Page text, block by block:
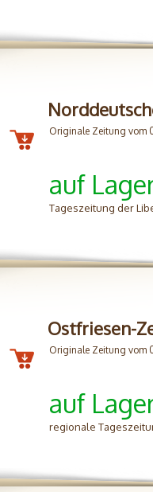
Originale Zeitung vom
auf
Tageszeitung der
Ostfriesen-
Originale Zeitung vom
auf
regionale